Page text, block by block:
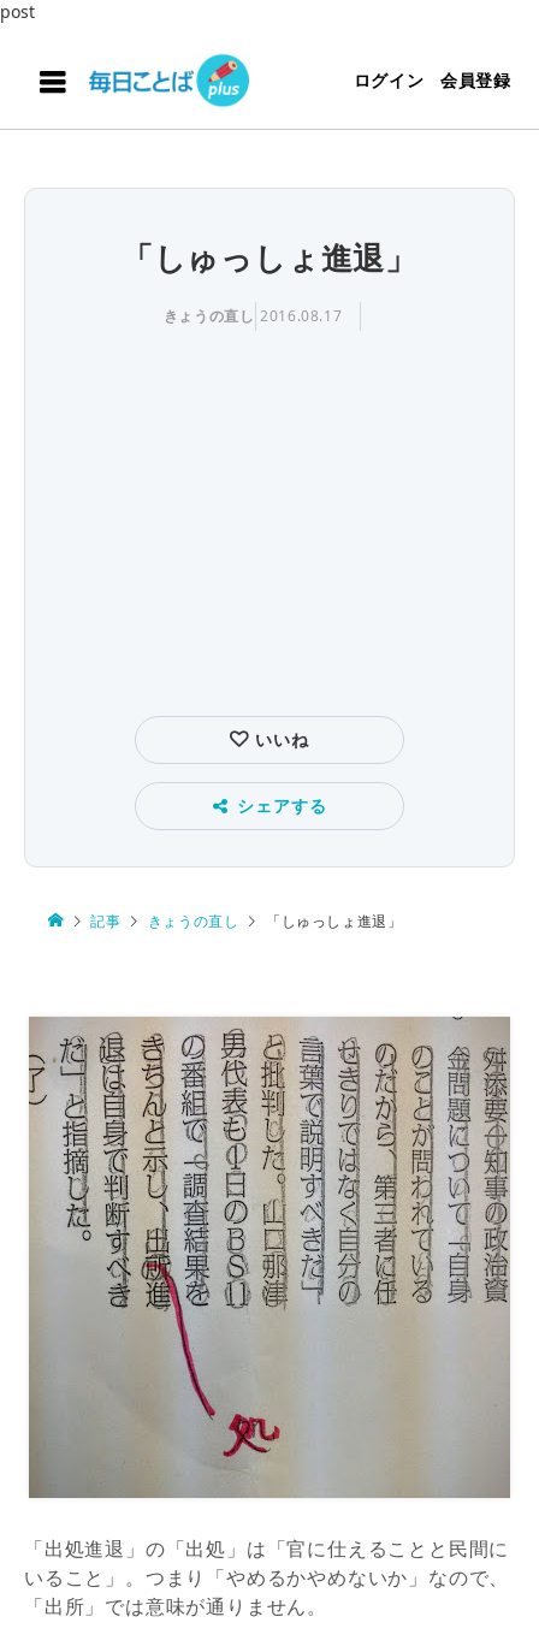
post
ログイン 会員登録
「しゅっしょ進退」
きょうの直し 2016.08.17
いいね
シェアする
記事 きょうの直し 「しゅっしょ進退」
「出処進退」の「出処」は「官に仕えることと民間に
いること」。つまり「やめるかやめないか」なので、
「出所」では意味が通りません。